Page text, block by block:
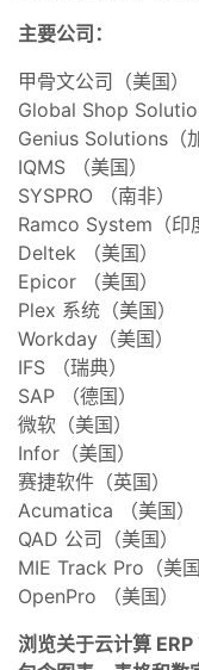
主要公司：
甲骨文公司（美国）
Global Shop
Genius Solutions（
IQMS （美国）
SYSPRO （南非）
Ramco System（印
Deltek （美国）
Epicor （美国）
Plex 系统（美国）
Workday（美国）
IFS （瑞典）
SAP （德国）
微软（美国）
Infor（美国）
赛捷软件（英国）
Acumatica （美国）
QAD 公司（美国）
MIE Track Pro（美国
OpenPro （美国）
浏览关于云计算